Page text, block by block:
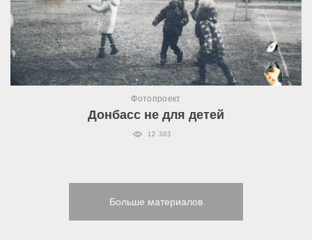
Фотопроект
Донбасс не для детей
12 303
Больше материалов